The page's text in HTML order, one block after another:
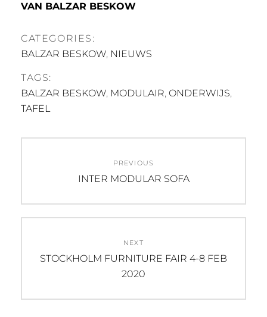
VAN BALZAR BESKOW
CATEGORIES:
BALZAR BESKOW, NIEUWS
TAGS:
BALZAR BESKOW, MODULAIR, ONDERWIJS,
TAFEL
navigation
PREVIOUS
Previous
INTER MODULAR SOFA
NEXT
Next
STOCKHOLM FURNITURE FAIR 4-8 FEB
2020